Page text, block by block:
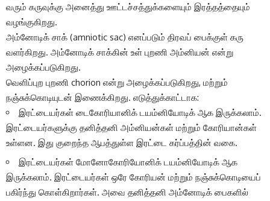
வரும் கருவுக்கு அனைத்து ஊட்டச்சத்துக்களையும் இரத்தத்தையும்
வழங்குகிறது.
அம்னோடிக் சாக் (amniotic sac) எனப்படும் திரவப் பைக்குள் கரு
வளர்கிறது. அம்னோடிக் சாக்கின் உள் புறணி அம்னியன் என்று
அழைக்கப்படுகிறது.
வெளிப்புற புறணி chorion என்று அழைக்கப்படுகிறது, மற்றும்
நஞ்சுக்கொடியுடன் இணைக்கிறது. எடுத்துக்காட்டாக:
இரட்டையர்கள் டைகோரியானிக் டயம்னியோடிக் ஆக இருக்கலாம்.
இரட்டையர்களுக்கு தனித்தனி அம்னியன்கள் மற்றும் கோரியான்கள்
உள்ளன. இது குறைந்த ஆபத்துள்ள இரட்டை கர்ப்பத்தின் வகை.
இரட்டையர்கள் மோனோகோரியோனிக் டயம்னியோடிக் ஆக
இருக்கலாம். இரட்டையர்கள் ஒரே கோரியன் மற்றும் நஞ்சுக்கொடியைப்
பகிர்ந்து கொள்கிறார்கள். அவை தனித்தனி அம்னோடிக் பைகளில்